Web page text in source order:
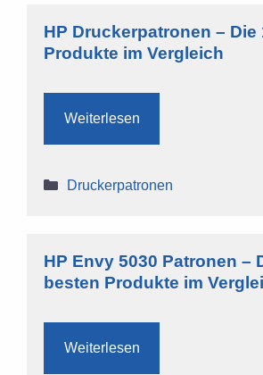
HP Druckerpatronen – Die
Produkte im Vergleich
Weiterlesen
Kategorien
Druckerpatronen
HP Envy 5030 Patronen –
besten Produkte im
Weiterlesen